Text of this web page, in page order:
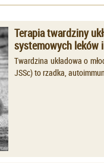
Terapia twardziny
systemowych leków
Twardzina układowa o
JSSc) to rzadka,